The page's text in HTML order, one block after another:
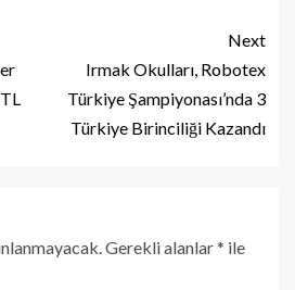
Next
Irmak Okulları, Robotex
Türkiye Şampiyonası’nda 3
Türkiye Birinciliği Kazandı
Gerekli alanlar* ile